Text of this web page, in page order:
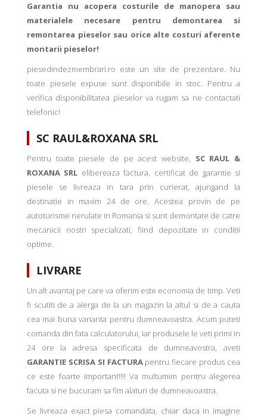
Garantia nu acopera costurile de manopera sau
materialele necesare pentru demontarea si
remontarea pieselor sau orice alte costuri aferente
montarii pieselor!
piesedindezmembrari.ro este un site de prezentare. Nu
toate piesele expuse sunt disponibile in stoc. Pentru a
verifica disponibilitatea pieselor va rugam sa ne contactati
telefonic!
SC RAUL&ROXANA SRL
Pentru toate piesele de pe acest website, SC RAUL &
ROXANA SRL elibereaza factura, certificat de garantie si
piesele se livreaza in tara prin curierat, ajungand la
destinatie in maxim 24 de ore. Acestea provin de pe
autoturisme nerulate in Romania si sunt demontate de catre
mecanicii nostri specializati, fiind depozitate in conditii
optime.
LIVRARE
Un alt avantaj pe care va oferim este economia de timp. Veti
fi scutiti de a alerga de la un magazin la altul si de a cauta
cea mai buna varianta pentru dumneavoastra. Acum puteti
comanda din fata calculatorului, iar produsele le veti primi in
24 ore la adresa specificata de dumneavostra, aveti
GARANTIE SCRISA SI FACTURApentru fiecare produs cea
ce este foarte important!!!! Va multumim pentru alegerea
facuta si ne bucuram sa fim alaturi de dumneavoastra.
Se livreaza exact piesa comandata, chiar daca in imagine